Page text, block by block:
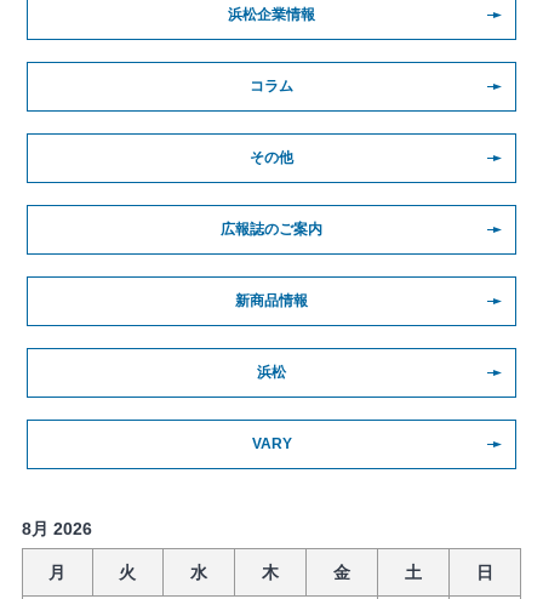
浜松企業情報
コラム
その他
広報誌のご案内
新商品情報
浜松
VARY
8月 2026
月 火 水 木 金 土 日